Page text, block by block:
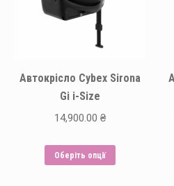
Автокрісло Cybex Sirona
Gi i-Size
14,900.00 ₴
Оберіть опції